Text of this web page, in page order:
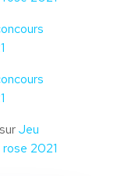
surJeu
2021